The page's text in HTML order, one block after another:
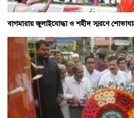
বাগমারায় জুলাইযোদ্ধা ও শহীদ স্মরণে